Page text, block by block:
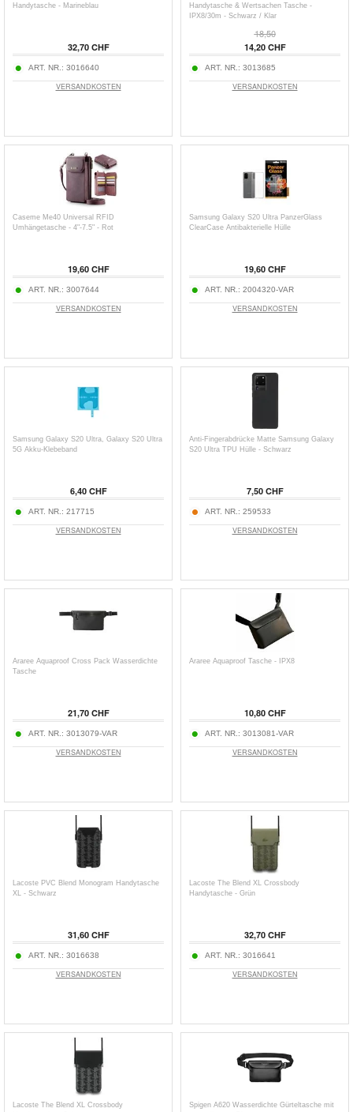
Handytasche - Marineblau
32,70 CHF
ART. NR.: 3016640
VERSANDKOSTEN
Handytasche & Wertsachen Tasche -
IPX8/30m - Schwarz / Klar
18,50
14,20 CHF
ART. NR.: 3013685
VERSANDKOSTEN
Caseme Me40 Universal RFID
Umhängetasche - 4"-7.5" - Rot
19,60 CHF
ART. NR.: 3007644
VERSANDKOSTEN
Samsung Galaxy S20 Ultra PanzerGlass
ClearCase Antibakterielle Hülle
19,60 CHF
ART. NR.: 2004320-VAR
VERSANDKOSTEN
Samsung Galaxy S20 Ultra, Galaxy S20 Ultra
5G Akku-Klebeband
6,40 CHF
ART. NR.: 217715
VERSANDKOSTEN
Anti-Fingerabdrücke Matte Samsung Galaxy
S20 Ultra TPU Hülle - Schwarz
7,50 CHF
ART. NR.: 259533
VERSANDKOSTEN
Araree Aquaproof Cross Pack Wasserdichte
Tasche
21,70 CHF
ART. NR.: 3013079-VAR
VERSANDKOSTEN
Araree Aquaproof Tasche - IPX8
10,80 CHF
ART. NR.: 3013081-VAR
VERSANDKOSTEN
Lacoste PVC Blend Monogram Handytasche
XL - Schwarz
31,60 CHF
ART. NR.: 3016638
VERSANDKOSTEN
Lacoste The Blend XL Crossbody
Handytasche - Grün
32,70 CHF
ART. NR.: 3016641
VERSANDKOSTEN
Lacoste The Blend XL Crossbody
Spigen A620 Wasserdichte Gürteltasche mit